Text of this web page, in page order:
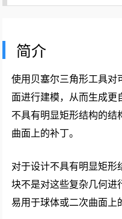
简介
使用贝塞尔三角形工具对
面进行建模，从而生成
不具有明显矩形结构的
曲面上的补丁。
对于设计不具有明显矩
块不是对这些复杂几何
易用于球体或二次曲面上